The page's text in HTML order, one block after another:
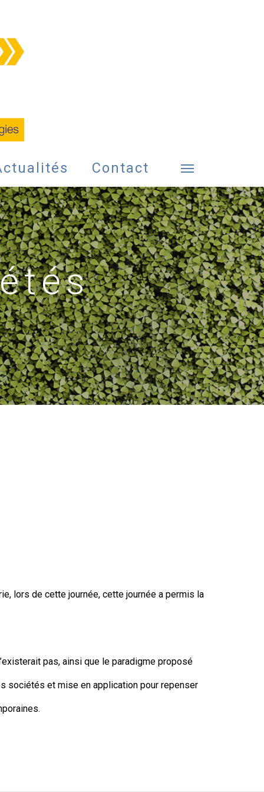
Contact
lors de cette journée, cette journée a permis la
pas, ainsi que le paradigme proposé
sociétés et mise en application pour repenser